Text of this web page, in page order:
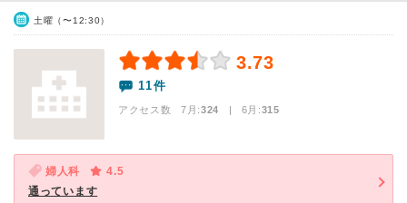
土曜（〜12:30）
3.73
11件
アクセス数 7月:324 | 6月:315
婦人科
4.5
通っています